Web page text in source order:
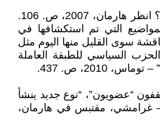
38. لماذا الأمير الحديث؟ انظر هارمان، 2007، ص. 106.
التي تم استكشافها في
سوى القليل منها اليوم مثل
السياسي للطبقة العاملة
2010، ص. 437.
“عضويون”، “نوع جديد ينشأ
غرامشي، مقتبس في هارمان،